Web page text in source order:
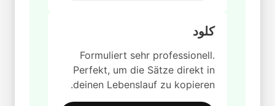
كلود
Formuliert sehr professionell.
Perfekt, um die Sätze direkt in
deinen Lebenslauf zu kopieren.